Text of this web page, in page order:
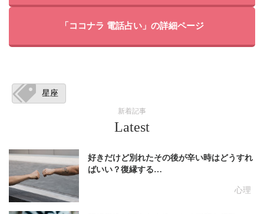
「ココナラ 電話占い」の詳細ページ
星座
新着記事
Latest
心理
好きだけど別れたその後が辛い時はどうすれ
ばいい？復縁する…